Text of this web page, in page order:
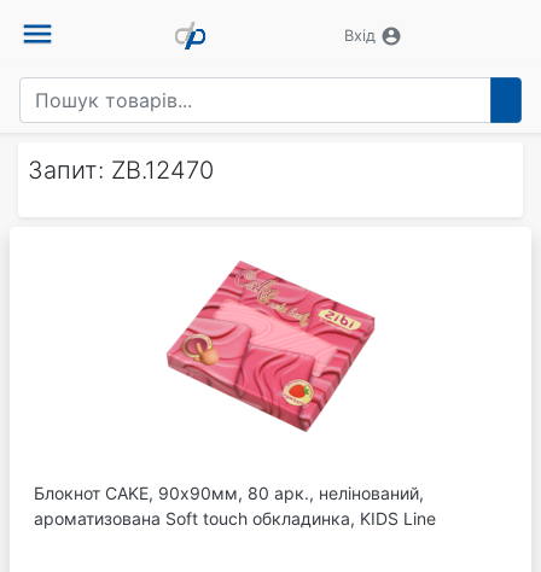
menu Вхід account_circle
Запит: ZB.12470
Блокнот CAKE, 90х90мм, 80 арк., нелінований,
ароматизована Soft touch обкладинка, KIDS Line